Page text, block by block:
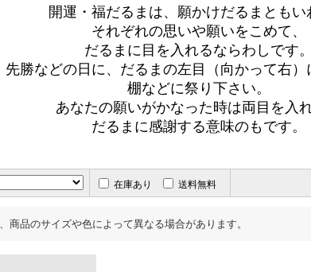
開運・福だるまは、願かけだるまともい
それぞれの思いや願いをこめて、
だるまに目を入れるならわしです。
先勝などの日に、だるまの左目（向かって右
棚などに祭り下さい。
あなたの願いがかなった時は両目を入れ
だるまに感謝する意味のもです。
在庫あり 送料無料
商品のサイズや色によって異なる場合があります。